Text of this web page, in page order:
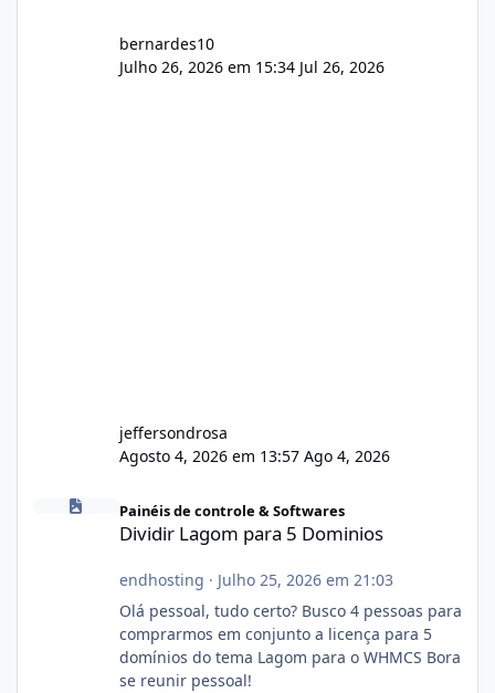
bernardes10
Julho 26, 2026 em 15:34 Jul 26, 2026
jeffersondrosa
Agosto 4, 2026 em 13:57 Ago 4, 2026
Dividir Lagom para 5 Dominios
Painéis de controle & Softwares
Dividir Lagom para 5 Dominios
endhosting · Julho 25, 2026 em 21:03
Olá pessoal, tudo certo? Busco 4 pessoas para
comprarmos em conjunto a licença para 5
domínios do tema Lagom para o WHMCS Bora
se reunir pessoal!